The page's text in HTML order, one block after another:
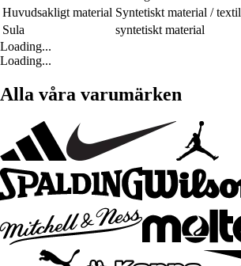
Huvudsakligt material Syntetiskt material / textil
Sula
syntetiskt material
Loading...
Loading...
Alla våra varumärken